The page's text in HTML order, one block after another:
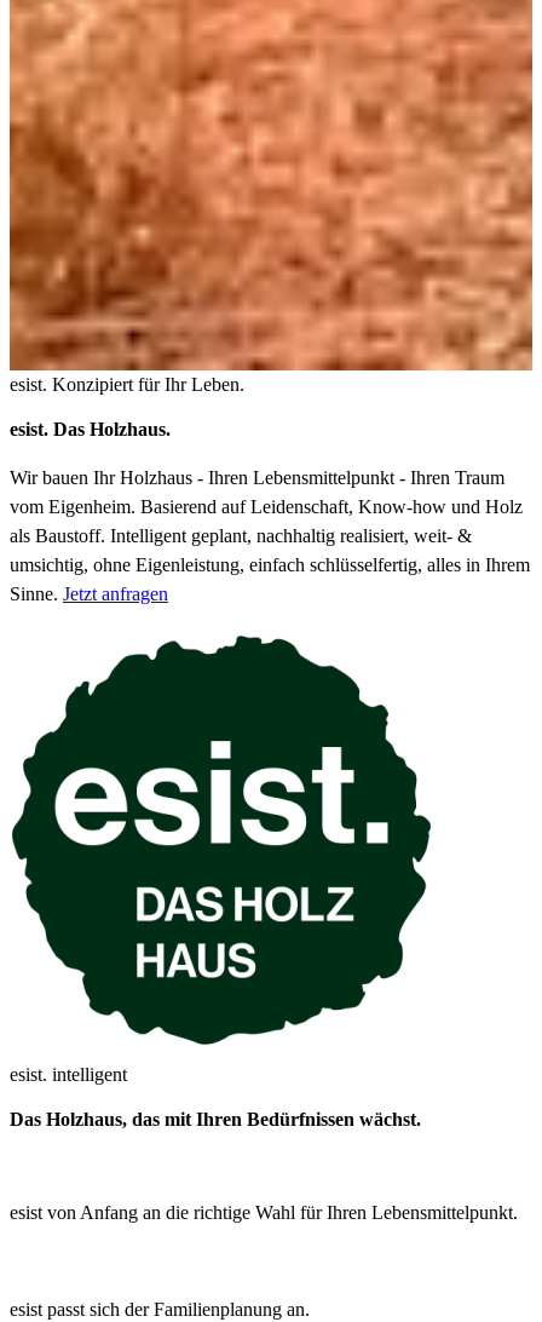
esist. Konzipiert für Ihr Leben.
esist. Das Holzhaus.
Wir bauen Ihr Holzhaus - Ihren Lebensmittelpunkt - Ihren Traum
vom Eigenheim. Basierend auf Leidenschaft, Know-how und Holz
als Baustoff. Intelligent geplant, nachhaltig realisiert, weit- &
umsichtig, ohne Eigenleistung, einfach schlüsselfertig, alles in Ihrem
Sinne. Jetzt anfragen
esist. intelligent
Das Holzhaus, das mit Ihren Bedürfnissen wächst.
esist von Anfang an die richtige Wahl für Ihren Lebensmittelpunkt.
esist passt sich der Familienplanung an.